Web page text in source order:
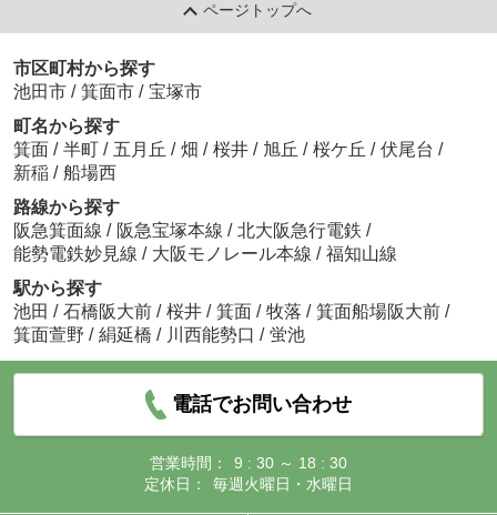
ページトップへ
市区町村から探す
池田市 / 箕面市 / 宝塚市
町名から探す
箕面 / 半町 / 五月丘 / 畑 / 桜井 / 旭丘 / 桜ケ丘 / 伏尾台 /
新稲 / 船場西
路線から探す
阪急箕面線 / 阪急宝塚本線 / 北大阪急行電鉄 /
能勢電鉄妙見線 / 大阪モノレール本線 / 福知山線
駅から探す
池田 / 石橋阪大前 / 桜井 / 箕面 / 牧落 / 箕面船場阪大前 /
箕面萱野 / 絹延橋 / 川西能勢口 / 蛍池
電話でお問い合わせ
営業時間：
9 : 30 ～ 18 : 30
定休日：
毎週火曜日・水曜日